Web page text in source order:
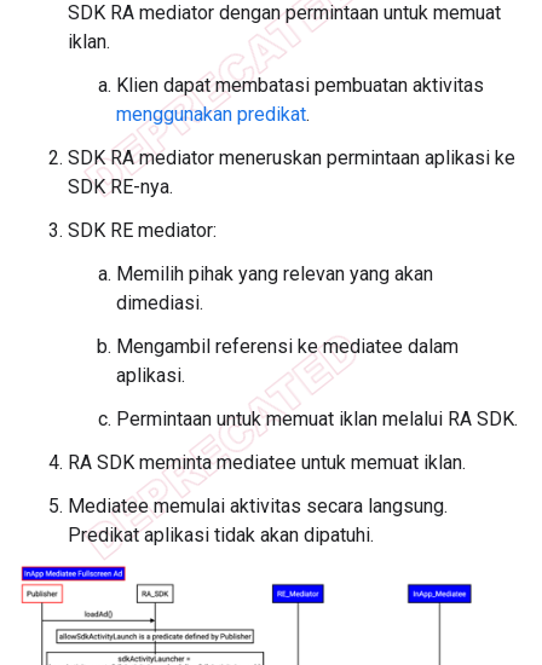
SDK RA mediator dengan permintaan untuk memuat
iklan.
Klien dapat membatasi pembuatan aktivitas
menggunakan predikat.
SDK RA mediator meneruskan permintaan aplikasi ke
SDK RE-nya.
SDK RE mediator:
Memilih pihak yang relevan yang akan
dimediasi.
Mengambil referensi ke mediatee dalam
aplikasi.
Permintaan untuk memuat iklan melalui RA SDK.
RA SDK meminta mediatee untuk memuat iklan.
Mediatee memulai aktivitas secara langsung.
Predikat aplikasi tidak akan dipatuhi.